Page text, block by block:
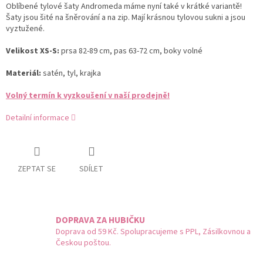
Oblíbené tylové šaty Andromeda máme nyní také v krátké variantě!
Šaty jsou šité na šněrování a na zip. Mají krásnou tylovou sukni a jsou
vyztužené.
Velikost XS-S: prsa 82-89 cm, pas 63-72 cm, boky volné
Materiál: satén, tyl, krajka
Volný termín k vyzkoušení v naší prodejně!
Detailní informace
ZEPTAT SE SDÍLET
DOPRAVA ZA HUBIČKU
Doprava od 59 Kč. Spolupracujeme s PPL, Zásilkovnou a
Českou poštou.